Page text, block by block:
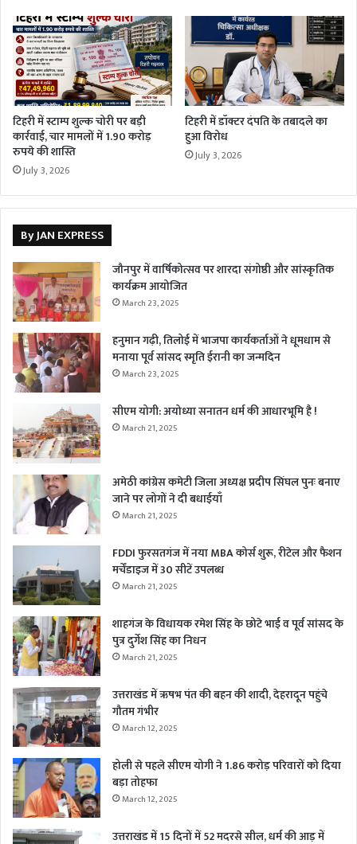
टिहरी में स्टाम्प शुल्क चोरी पर बड़ी
कार्रवाई, चार मामलों में 1.90 करोड़
रुपये की शास्ति
July 3, 2026
टिहरी में डॉक्टर दंपति के तबादले का
हुआ विरोध
July 3, 2026
By JAN EXPRESS
जौनपुर में वार्षिकोत्सव पर शारदा संगोष्ठी और सांस्कृतिक
कार्यक्रम आयोजित
March 23, 2025
हनुमान गढ़ी, तिलोई में भाजपा कार्यकर्ताओं ने धूमधाम से
मनाया पूर्व सांसद स्मृति ईरानी का जन्मदिन
March 23, 2025
सीएम योगी: अयोध्या सनातन धर्म की आधारभूमि है !
March 21, 2025
अमेठी कांग्रेस कमेटी जिला अध्यक्ष प्रदीप सिंघल पुनः बनाए
जाने पर लोगों ने दी बधाईयाँ
March 21, 2025
FDDI फुरसतगंज में नया MBA कोर्स शुरू, रीटेल और फैशन
मर्चेंडाइज में 30 सीटें उपलब्ध
March 21, 2025
शाहगंज के विधायक रमेश सिंह के छोटे भाई व पूर्व सांसद के
पुत्र दुर्गेश सिंह का निधन
March 21, 2025
उत्तराखंड में ऋषभ पंत की बहन की शादी, देहरादून पहुंचे
गौतम गंभीर
March 12, 2025
होली से पहले सीएम योगी ने 1.86 करोड़ परिवारों को दिया
बड़ा तोहफा
March 12, 2025
उत्तराखंड में 15 दिनों में 52 मदरसे सील, धर्म की आड़ में